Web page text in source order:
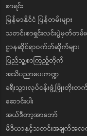
စာရင်း
မြန်မာနိုင်ငံ ပြန်တမ်းများ
သတင်းစာရှင်းလင်းပွဲမှတ်တမ်းမ
ဌာနဆိုင်ရာဝက်ဘ်ဆိုက်များ
ပြည်သူ့စာကြည့်တိုက်
အသိပညာပေးကဏ္ဍ
ခရီးသွားလုပ်ငန်းဖွံ့ဖြိုးတိုး
ဆောင်းပါး
အယ်ဒီတာ့အာဘော်
မီဒီယာနှင့်သတင်းအချက်အ